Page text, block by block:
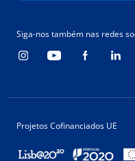
Siga-nos também nas redes
Projetos Cofinanciados UE